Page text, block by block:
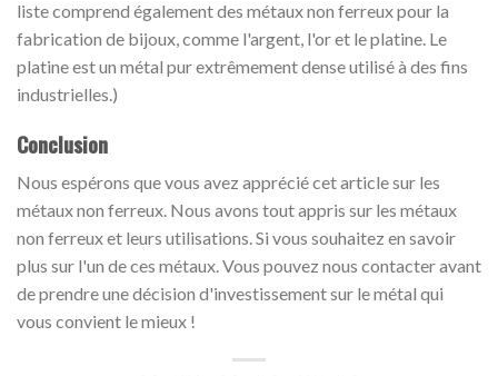
liste comprend également des métaux non ferreux pour la
fabrication de bijoux, comme l'argent, l'or et le platine. Le
platine est un métal pur extrêmement dense utilisé à des fins
industrielles.)
Conclusion
Nous espérons que vous avez apprécié cet article sur les
métaux non ferreux. Nous avons tout appris sur les métaux
non ferreux et leurs utilisations. Si vous souhaitez en savoir
plus sur l'un de ces métaux. Vous pouvez nous contacter avant
de prendre une décision d'investissement sur le métal qui
vous convient le mieux !